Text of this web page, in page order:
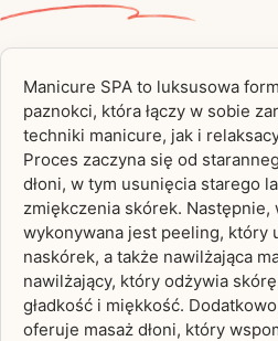
Manicure SPA to luksusowa
paznokci, która łączy w sobie
techniki manicure, jak i
Proces zaczyna się od
dłoni, w tym usunięcia starego
zmiękczenia skórek. Następnie,
wykonywana jest peeling, który
naskórek, a także nawilżająca
nawilżający, który odżywia
gładkość i miękkość.
oferuje masaż dłoni, który